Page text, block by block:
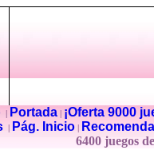
| Portada|
¡Oferta 9000
Pág. Inicio
6400 juegos